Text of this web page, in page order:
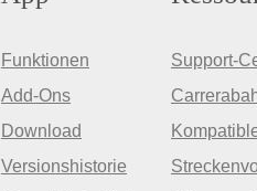
Funktionen
Add-Ons
Download
Versionshistorie
Support-